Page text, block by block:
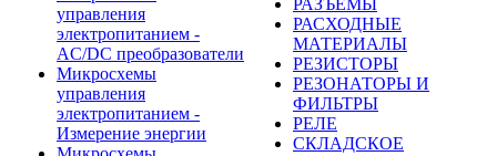
управления
электропитанием -
AC/DC преобразователи
Микросхемы
управления
электропитанием -
Измерение энергии
РАЗЪЕМЫ
РАСХОДНЫЕ
МАТЕРИАЛЫ
РЕЗИСТОРЫ
РЕЗОНАТОРЫ И
ФИЛЬТРЫ
РЕЛЕ
СКЛАДСКОЕ